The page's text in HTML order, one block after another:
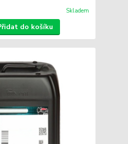
Skladem
do košíku